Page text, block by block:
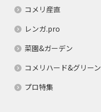
コメリ産直
レンガ.pro
菜園&ガーデン
コメリハード&グリーン
プロ特集